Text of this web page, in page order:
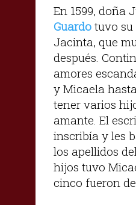
En 1599, doña
Guardo tuvo
Jacinta, que
después.
amores
y Micaela
tener varios
amante. El
inscribía y les
los apellidos
hijos tuvo
cinco fueron de